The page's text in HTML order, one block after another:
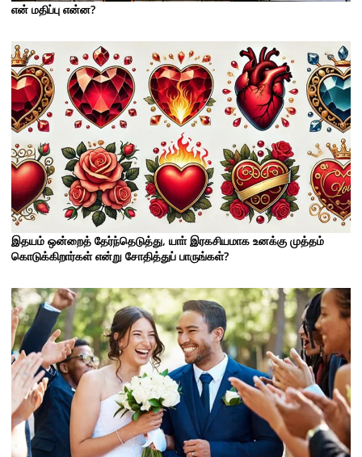
என் மதிப்பு என்ன?
இதயம் ஒன்றைத் தேர்ந்தெடுத்து, யாா் இரகசியமாக உனக்கு முத்தம்
கொடுக்கிறார்கள் என்று சோதித்துப் பாருங்கள்?